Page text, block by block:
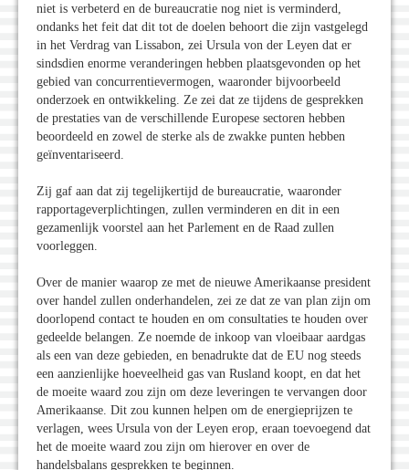
niet is verbeterd en de bureaucratie nog niet is verminderd,
ondanks het feit dat dit tot de doelen behoort die zijn vastgelegd
in het Verdrag van Lissabon, zei Ursula von der Leyen dat er
sindsdien enorme veranderingen hebben plaatsgevonden op het
gebied van concurrentievermogen, waaronder bijvoorbeeld
onderzoek en ontwikkeling. Ze zei dat ze tijdens de gesprekken
de prestaties van de verschillende Europese sectoren hebben
beoordeeld en zowel de sterke als de zwakke punten hebben
geïnventariseerd.
Zij gaf aan dat zij tegelijkertijd de bureaucratie, waaronder
rapportageverplichtingen, zullen verminderen en dit in een
gezamenlijk voorstel aan het Parlement en de Raad zullen
voorleggen.
Over de manier waarop ze met de nieuwe Amerikaanse president
over handel zullen onderhandelen, zei ze dat ze van plan zijn om
doorlopend contact te houden en om consultaties te houden over
gedeelde belangen. Ze noemde de inkoop van vloeibaar aardgas
als een van deze gebieden, en benadrukte dat de EU nog steeds
een aanzienlijke hoeveelheid gas van Rusland koopt, en dat het
de moeite waard zou zijn om deze leveringen te vervangen door
Amerikaanse. Dit zou kunnen helpen om de energieprijzen te
verlagen, wees Ursula von der Leyen erop, eraan toevoegend dat
het de moeite waard zou zijn om hierover en over de
handelsbalans gesprekken te beginnen.